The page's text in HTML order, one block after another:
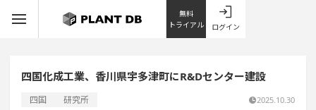
無料
トライアル
ログイン
四国化成工業、香川県宇多津町にR&Dセンター建設
四国 研究所 2025.10.30